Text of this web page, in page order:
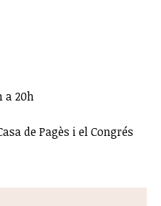
a 20h
de Pagès i el Congrés